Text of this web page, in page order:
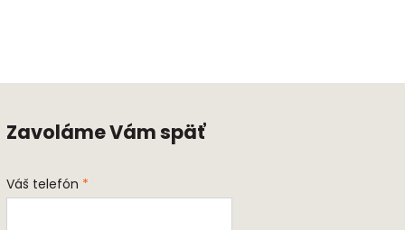
Zavoláme Vám späť
Váš telefón *